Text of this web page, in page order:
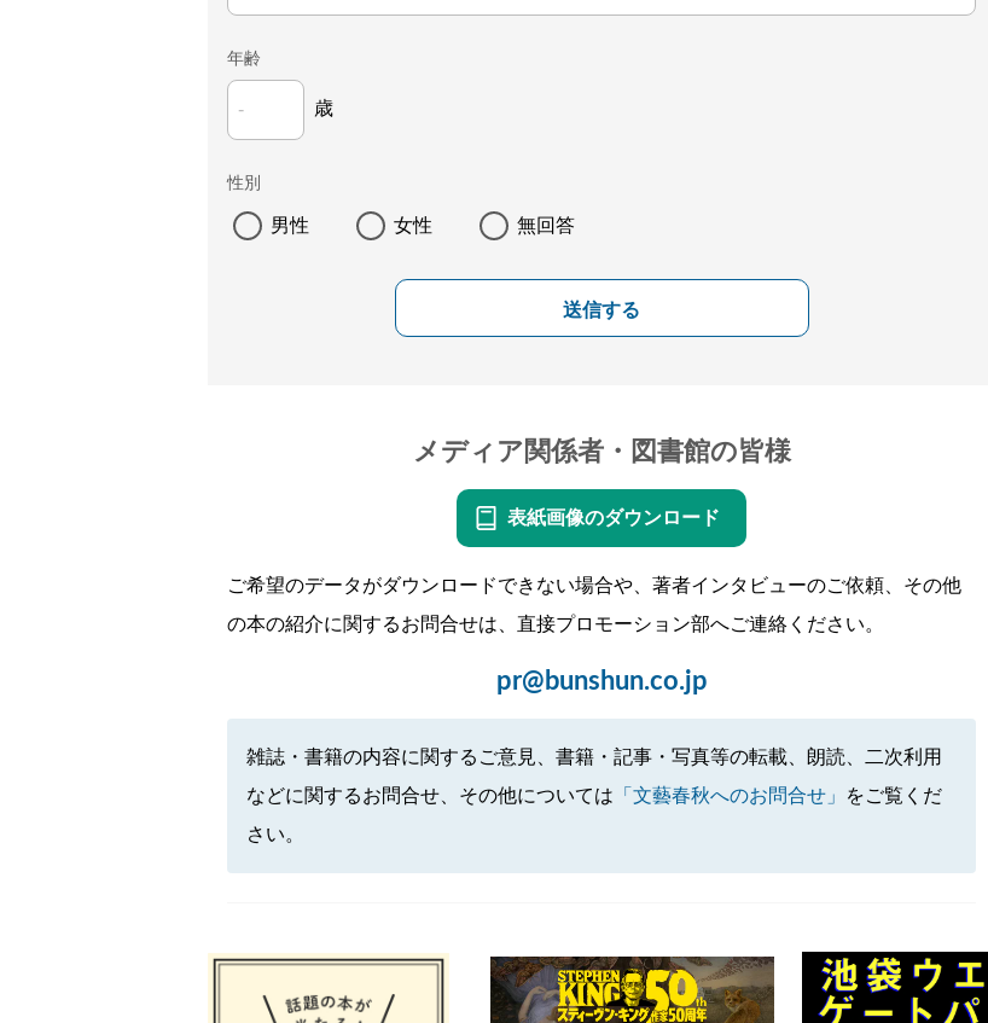
年齢
歳
性別
男性 女性 無回答
送信する
メディア関係者・図書館の皆様
表紙画像のダウンロード
ご希望のデータがダウンロードできない場合や、著者インタビューのご依頼、その他
の本の紹介に関するお問合せは、直接プロモーション部へご連絡ください。
pr@bunshun.co.jp
雑誌・書籍の内容に関するご意見、書籍・記事・写真等の転載、朗読、二次利用
などに関するお問合せ、その他については 「文藝春秋へのお問合せ」
をご覧くだ
さい。